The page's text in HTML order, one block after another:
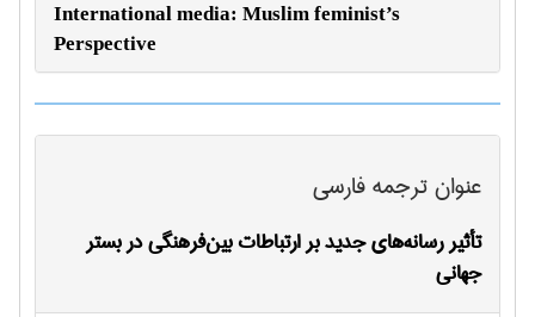
International media: Muslim feminist’s
Perspective
عنوان ترجمه فارسی
تأثير رسانه‌هاي جديد بر ارتباطات بين‌فرهنگي در بستر
جهاني